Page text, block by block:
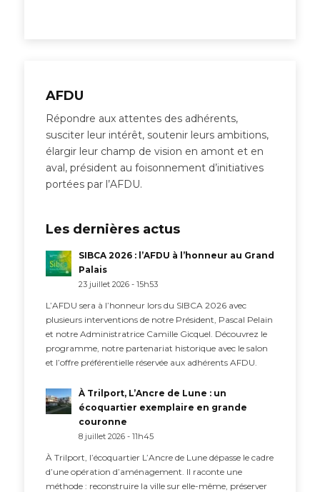
AFDU
Répondre aux attentes des adhérents,
susciter leur intérêt, soutenir leurs ambitions,
élargir leur champ de vision en amont et en
aval, président au foisonnement d’initiatives
portées par l’AFDU.
Les dernières actus
SIBCA 2026 : l’AFDU à l’honneur au Grand
Palais
23 juillet 2026 - 15h53
L’AFDU sera à l’honneur lors du SIBCA 2026 avec
plusieurs interventions de notre Président, Pascal Pelain
et notre Administratrice Camille Gicquel. Découvrez le
programme, notre partenariat historique avec le salon
et l’offre préférentielle réservée aux adhérents AFDU.
À Trilport, L’Ancre de Lune : un
écoquartier exemplaire en grande
couronne
8 juillet 2026 - 11h45
À Trilport, l’écoquartier L’Ancre de Lune dépasse le cadre
d’une opération d’aménagement. Il raconte une
méthode : reconstruire la ville sur elle-même, préserver